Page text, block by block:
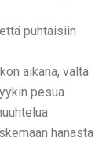
puhtaisiin
aikana, vältä
pesua
hanasta